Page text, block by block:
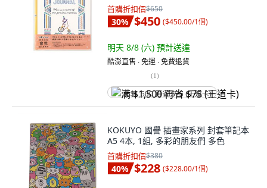
首購折扣價$650
30% $450 ($450.00/1個)
明天 8/8 (六) 預計送達
酷澎直售 ∙ 免運 ∙ 免費退貨
(1)
满 $1,500 再省 $75 (王道卡)
KOKUYO 國譽 插畫家系列 封套筆記本
A5 4本, 1組, 多彩的朋友們 多色
首購折扣價$380
40% $228 ($228.00/1個)